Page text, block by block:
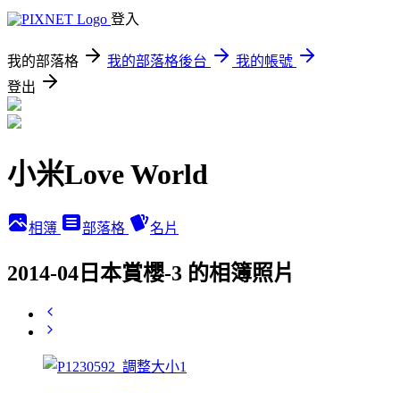
登入
我的部落格 我的部落格後台
我的帳號
登出
小米Love World
相簿 部落格 名片
2014-04日本賞櫻-3 的相簿照片